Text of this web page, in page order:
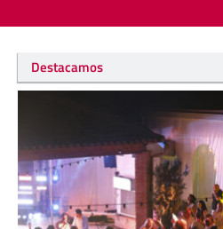
Destacamos